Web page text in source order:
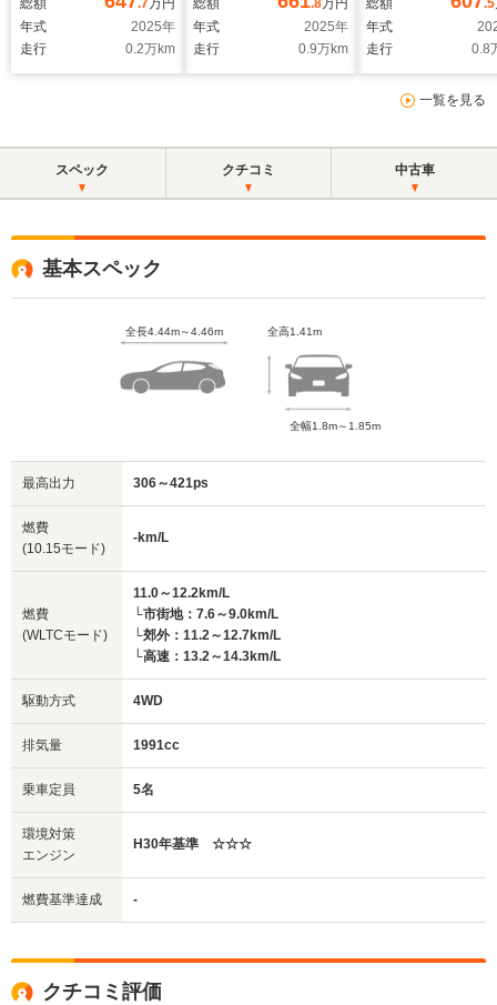
囲カメラ パノラミッ
クスライディングルー
総額
.7万円
年式
2025年
走行
0.2万km
テングレー(メタリッ
ク)
総額
.8万円
年式
2025年
走行
0.9万km
クスルー フロア
ト コネクテッド
接続 TV ETC
総額
.5
年式
走行
0.8
一覧を見る
スペック クチコミ 中古車
基本スペック
全長4.44m～4.46m 全高1.41m
全幅1.8m～1.85m
最高出力 306～421ps
燃費
(10.15モード)
-km/L
燃費
(WLTCモード)
11.0～12.2km/L
└市街地：7.6～9.0km/L
└郊外：11.2～12.7km/L
└高速：13.2～14.3km/L
駆動方式 4WD
排気量 1991cc
乗車定員 5名
環境対策
エンジン
H30年基準 ☆☆☆
燃費基準達成 -
クチコミ評価